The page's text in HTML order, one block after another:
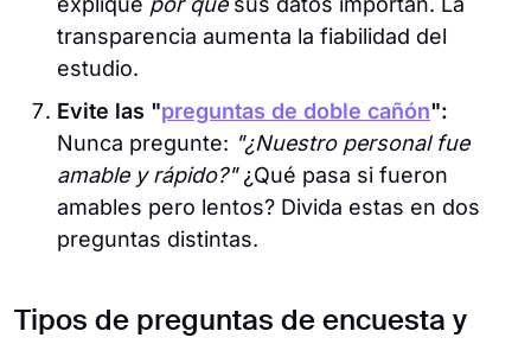
transparencia aumenta la fiabilidad del
estudio.
Evite las "preguntas de doble cañón":
Nunca pregunte: "¿Nuestro personal fue
amable y rápido?"¿Qué pasa si fueron
amables pero lentos? Divida estas en dos
preguntas distintas.
Tipos de preguntas de encuesta y